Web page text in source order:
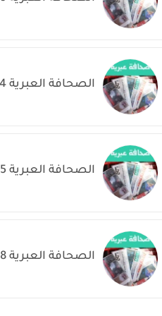
الصحافة العبرية 14-12-2022
الصحافة العبرية 15-12-2022
الصحافة العبرية 18-12-2022